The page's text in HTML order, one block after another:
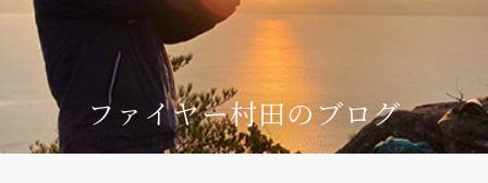
ファイヤー村田のブログ